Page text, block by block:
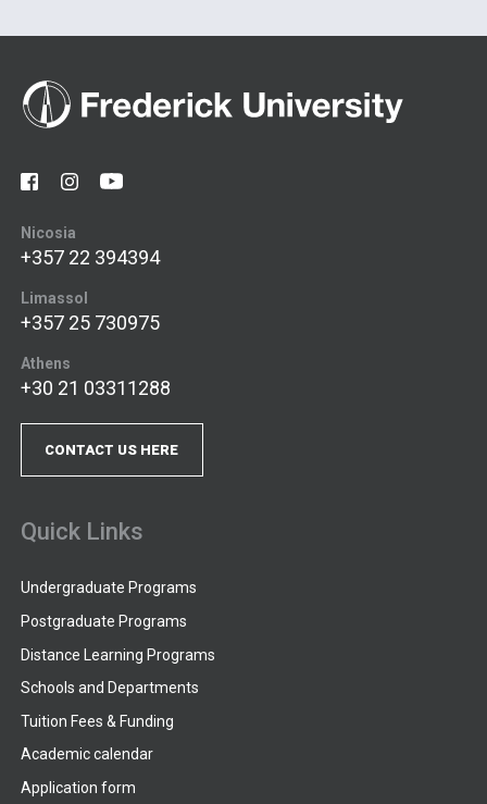
Nicosia
+357 22 394394
Limassol
+357 25 730975
Athens
+30 21 03311288
CONTACT US HERE
Quick Links
Undergraduate Programs
Postgraduate Programs
Distance Learning Programs
Schools and Departments
Tuition Fees & Funding
Academic calendar
Application form